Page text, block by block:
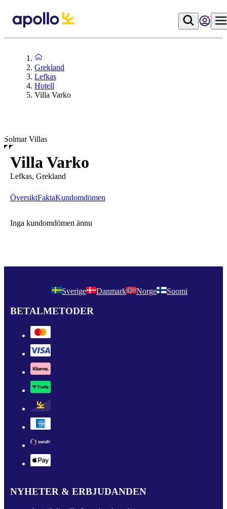
Grekland
Lefkas
Hotell
Villa Varko
Solmar Villas
Villa Varko
Lefkas, Grekland
ÖversiktFaktaKundomdömen
Inga kundomdömen ännu
Sverige Danmark Norge Suomi
BETALMETODER
NYHETER & ERBJUDANDEN